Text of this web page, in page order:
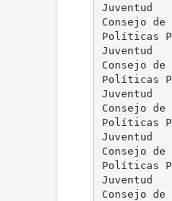
Juventud
Consejo de
Políticas
Juventud
Consejo de
Políticas
Juventud
Consejo de
Políticas
Juventud
Consejo de
Políticas
Juventud
Consejo de